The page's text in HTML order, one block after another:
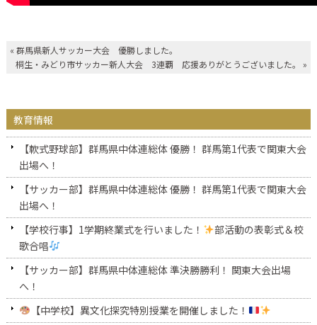
« 群馬県新人サッカー大会 優勝しました。
桐生・みどり市サッカー新人大会 3連覇 応援ありがとうございました。
»
教育情報
【軟式野球部】群馬県中体連総体 優勝！ 群馬第1代表で関東大会
出場へ！
【サッカー部】群馬県中体連総体 優勝！ 群馬第1代表で関東大会
出場へ！
【学校行事】1学期終業式を行いました！
部活動の表彰式＆校
歌合唱
【サッカー部】群馬県中体連総体 準決勝勝利！ 関東大会出場
へ！
【中学校】異文化探究特別授業を開催しました！